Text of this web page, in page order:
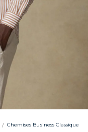
Chemises Business Classique